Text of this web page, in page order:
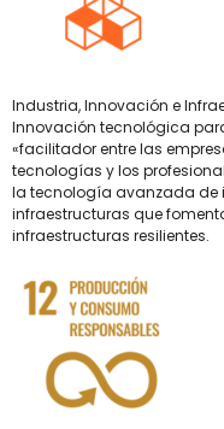
Industria, Innovación e
Innovación tecnológica
«facilitador entre las
tecnologías y los
la tecnología avanzada de
infraestructuras que
infraestructuras resilientes.